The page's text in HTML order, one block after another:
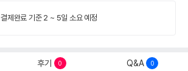
결제완료 기준 2 ~ 5일 소요 예정
후기 0 Q&A 0